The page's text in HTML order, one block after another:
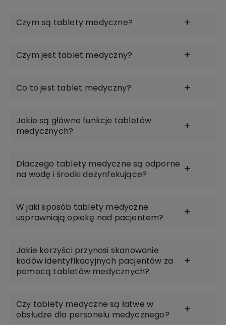
Czym są tablety medyczne?
Czym jest tablet medyczny?
Co to jest tablet medyczny?
Jakie są główne funkcje tabletów
medycznych?
Dlaczego tablety medyczne są odporne
na wodę i środki dezynfekujące?
W jaki sposób tablety medyczne
usprawniają opiekę nad pacjentem?
Jakie korzyści przynosi skanowanie
kodów identyfikacyjnych pacjentów za
pomocą tabletów medycznych?
Czy tablety medyczne są łatwe w
obsłudze dla personelu medycznego?